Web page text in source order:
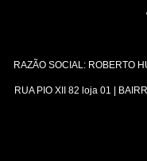
RAZÃO SOCIAL: ROBERTO
RUA PIO XII 82 loja 01 |